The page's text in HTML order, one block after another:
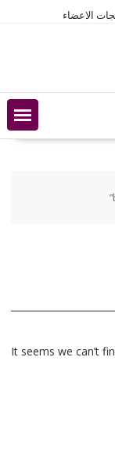
الاعضاء
It seems we can’t